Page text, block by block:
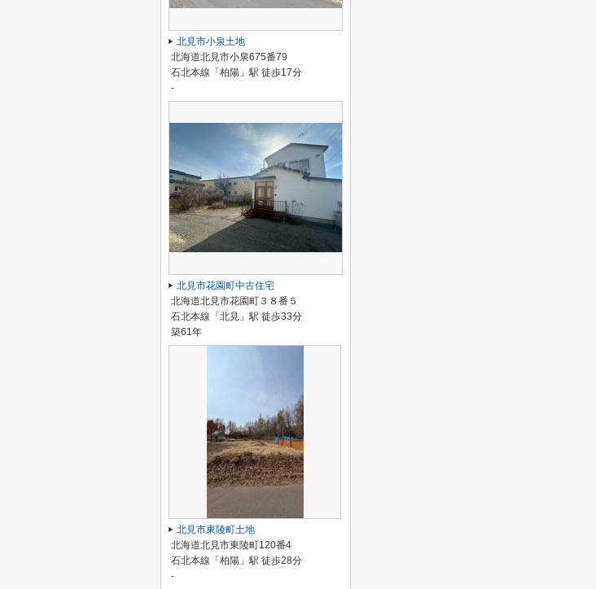
北見市小泉土地
北海道北見市小泉675番79
石北本線「柏陽」駅 徒歩17分
-
北見市花園町中古住宅
北海道北見市花園町３８番５
石北本線「北見」駅 徒歩33分
築61年
北見市東陵町土地
北海道北見市東陵町120番4
石北本線「柏陽」駅 徒歩28分
-